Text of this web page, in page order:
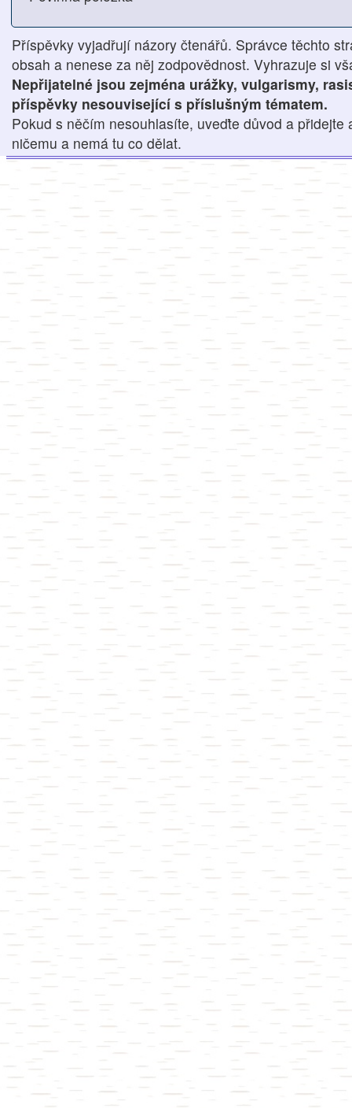
Příspěvky vyjadřují názory čtenářů. Správce těchto
obsah a nenese za něj zodpovědnost. Vyhrazuje si
Nepřijatelné jsou zejména urážky, vulgarismy,
příspěvky nesouvisející s příslušným tématem.
Pokud s něčím nesouhlasíte, uveďte důvod a přidejte
ničemu a nemá tu co dělat.